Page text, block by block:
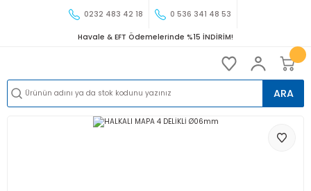
0232 483 42 18 0 536 341 48 53
Havale & EFT Ödemelerinde %15 İNDİRİM!
ARA